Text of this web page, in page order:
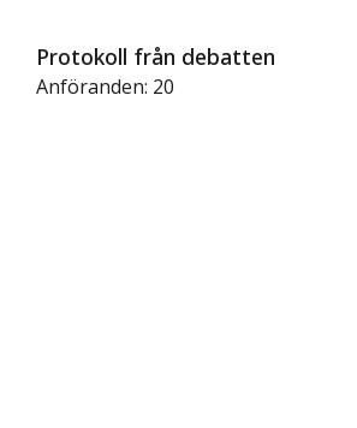
Protokoll från debatten
Anföranden: 20